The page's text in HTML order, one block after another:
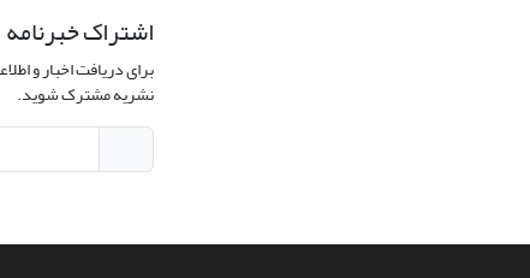
اشتراک خبرنامه
برای دریافت اخبار و
نشریه مشترک شوید.